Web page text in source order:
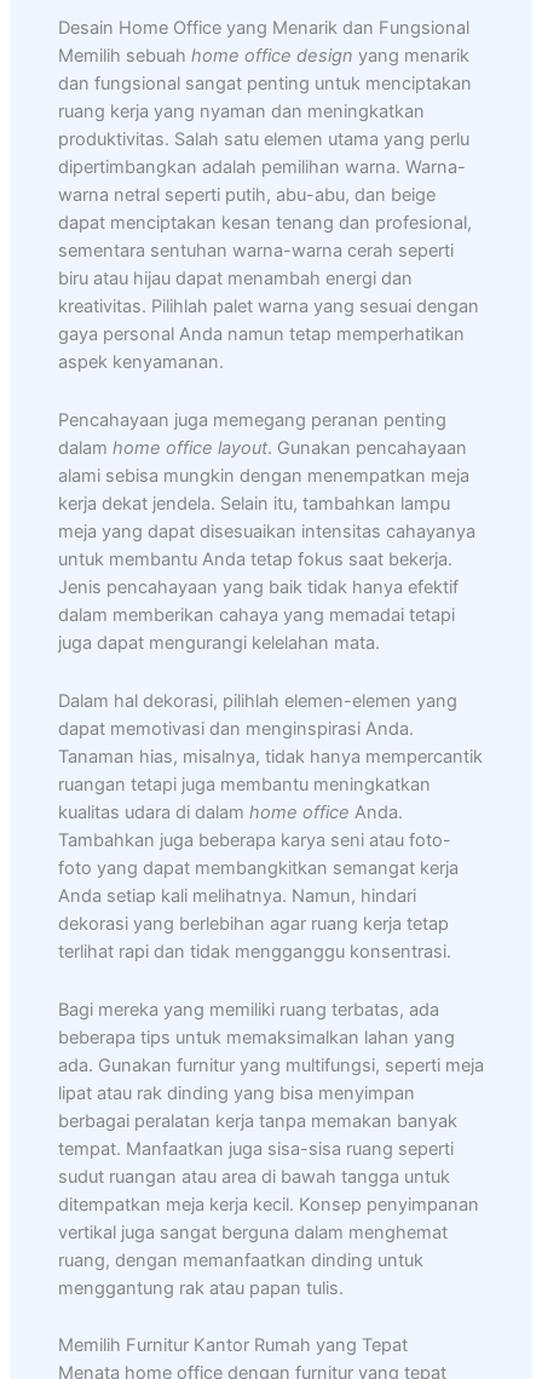
Desain Home Office yang Menarik dan Fungsional
Memilih sebuah home office design yang menarik
dan fungsional sangat penting untuk menciptakan
ruang kerja yang nyaman dan meningkatkan
produktivitas. Salah satu elemen utama yang perlu
dipertimbangkan adalah pemilihan warna. Warna-
warna netral seperti putih, abu-abu, dan beige
dapat menciptakan kesan tenang dan profesional,
sementara sentuhan warna-warna cerah seperti
biru atau hijau dapat menambah energi dan
kreativitas. Pilihlah palet warna yang sesuai dengan
gaya personal Anda namun tetap memperhatikan
aspek kenyamanan.
Pencahayaan juga memegang peranan penting
dalam home office layout. Gunakan pencahayaan
alami sebisa mungkin dengan menempatkan meja
kerja dekat jendela. Selain itu, tambahkan lampu
meja yang dapat disesuaikan intensitas cahayanya
untuk membantu Anda tetap fokus saat bekerja.
Jenis pencahayaan yang baik tidak hanya efektif
dalam memberikan cahaya yang memadai tetapi
juga dapat mengurangi kelelahan mata.
Dalam hal dekorasi, pilihlah elemen-elemen yang
dapat memotivasi dan menginspirasi Anda.
Tanaman hias, misalnya, tidak hanya mempercantik
ruangan tetapi juga membantu meningkatkan
kualitas udara di dalam home office Anda.
Tambahkan juga beberapa karya seni atau foto-
foto yang dapat membangkitkan semangat kerja
Anda setiap kali melihatnya. Namun, hindari
dekorasi yang berlebihan agar ruang kerja tetap
terlihat rapi dan tidak mengganggu konsentrasi.
Bagi mereka yang memiliki ruang terbatas, ada
beberapa tips untuk memaksimalkan lahan yang
ada. Gunakan furnitur yang multifungsi, seperti meja
lipat atau rak dinding yang bisa menyimpan
berbagai peralatan kerja tanpa memakan banyak
tempat. Manfaatkan juga sisa-sisa ruang seperti
sudut ruangan atau area di bawah tangga untuk
ditempatkan meja kerja kecil. Konsep penyimpanan
vertikal juga sangat berguna dalam menghemat
ruang, dengan memanfaatkan dinding untuk
menggantung rak atau papan tulis.
Memilih Furnitur Kantor Rumah yang Tepat
Menata home office dengan furnitur yang tepat